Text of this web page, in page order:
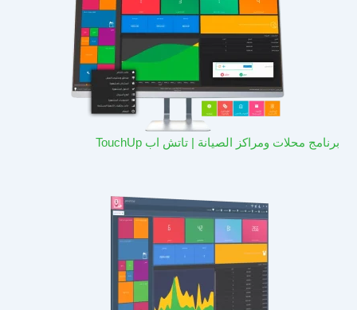
برنامج محلات ومراكز الصيانة | تاتش اب TouchUp